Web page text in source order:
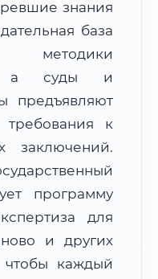
Дистанционно
ФИС ФРДО
знания
база
а суды и
предъявляют
к
заключений.
программу
для
и других
каждый